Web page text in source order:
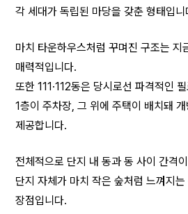
각 세대가 독립된 마당을 갖춘 형태입니
마치 타운하우스처럼 꾸며진 구조는 지
매력적입니다.
또한 111·112동은 당시로선 파격적인
1층이 주차장, 그 위에 주택이 배치돼
제공합니다.
전체적으로 단지 내 동과 동 사이 간격
단지 자체가 마치 작은 숲처럼 느껴지
장점입니다.